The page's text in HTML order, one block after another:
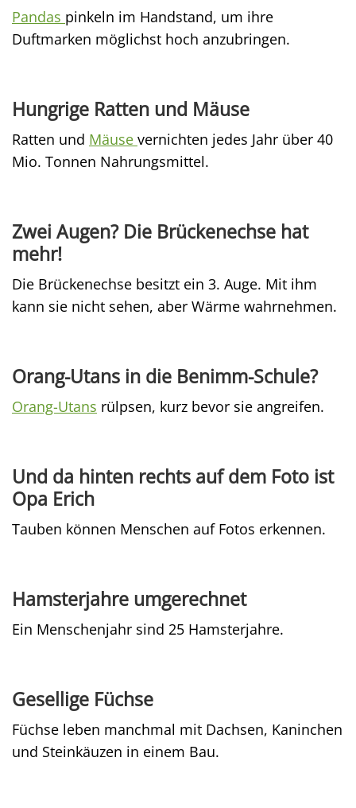
Pandas pinkeln im Handstand, um ihre
Duftmarken möglichst hoch anzubringen.
Hungrige Ratten und Mäuse
Ratten und Mäuse vernichten jedes Jahr über 40
Mio. Tonnen Nahrungsmittel.
Zwei Augen? Die Brückenechse hat
mehr!
Die Brückenechse besitzt ein 3. Auge. Mit ihm
kann sie nicht sehen, aber Wärme wahrnehmen.
Orang-Utans in die Benimm-Schule?
Orang-Utans rülpsen, kurz bevor sie angreifen.
Und da hinten rechts auf dem Foto ist
Opa Erich
Tauben können Menschen auf Fotos erkennen.
Hamsterjahre umgerechnet
Ein Menschenjahr sind 25 Hamsterjahre.
Gesellige Füchse
Füchse leben manchmal mit Dachsen, Kaninchen
und Steinkäuzen in einem Bau.